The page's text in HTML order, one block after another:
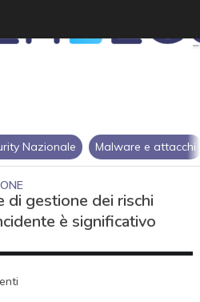
Nazionale Malware e attacchi
di gestione dei rischi
è significativo